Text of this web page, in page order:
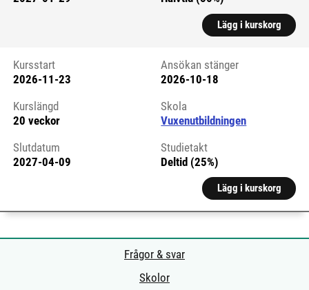
Lägg i kurskorg
Kursstart 6326533
Kursstart
2026-11-23
Ansökan stänger
2026-10-18
Kurslängd
20 veckor
Skola
Vuxenutbildningen
Slutdatum
2027-04-09
Studietakt
Deltid (25%)
Lägg i kurskorg
Frågor & svar
Skolor